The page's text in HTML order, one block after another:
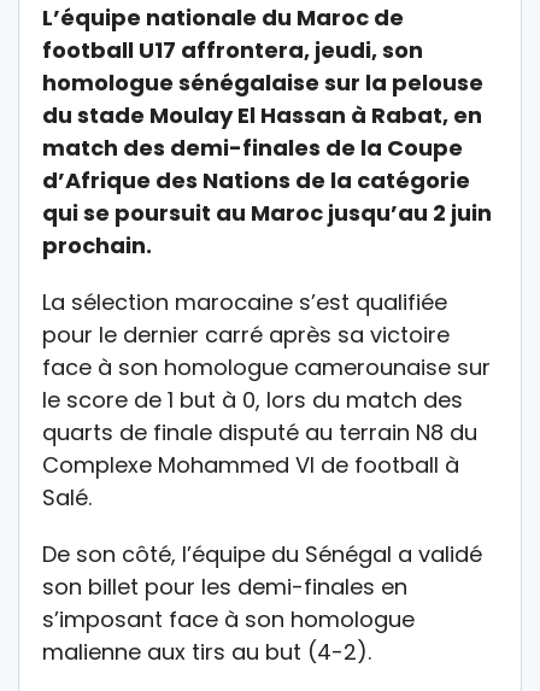
L’équipe nationale du Maroc de
football U17 affrontera, jeudi, son
homologue sénégalaise sur la pelouse
du stade Moulay El Hassan à Rabat, en
match des demi-finales de la Coupe
d’Afrique des Nations de la catégorie
qui se poursuit au Maroc jusqu’au 2 juin
prochain.
La sélection marocaine s’est qualifiée
pour le dernier carré après sa victoire
face à son homologue camerounaise sur
le score de 1 but à 0, lors du match des
quarts de finale disputé au terrain N8 du
Complexe Mohammed VI de football à
Salé.
De son côté, l’équipe du Sénégal a validé
son billet pour les demi-finales en
s’imposant face à son homologue
malienne aux tirs au but (4-2).